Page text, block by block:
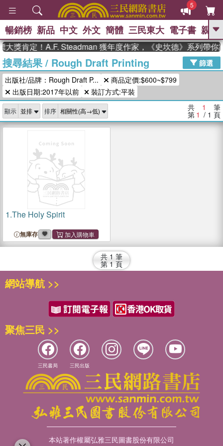
5
GO
熱搜： 東野圭吾 The Odyssey 、
父親節 、 如果歷史是一群喵 、 暑期
推薦 、 國際布克獎 臺灣漫遊錄
念華 、 台灣的李登輝時代
孩：黎曼猜想 、 偉大的迷走神經
暢銷榜 新品 中文 外文 簡體 三民東大 電子書 親子
獎肯定！A.F. Steadman 獲年度作家，《史坎德》系列帶你
搜尋結果/ Rough Draft Printing
篩選
出版社/品牌：Rough Draft P...
商品定價:$600~$799
出版日期:2017年以前
裝訂方式:平裝
顯示 排序 共 1 筆
第 1 / 1 頁
1.The Holy Spirit
無庫存
共 1 筆
第 1 頁
網站導航 >>
聚焦三民 >>
三民書局 三民出版
本站著作權屬弘雅三民圖書股份有限公司